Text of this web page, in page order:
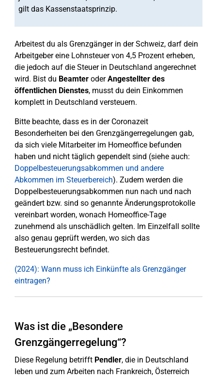
gilt das Kassenstaatsprinzip.
Arbeitest du als Grenzgänger in der Schweiz, darf dein
Arbeitgeber eine Lohnsteuer von 4,5 Prozent erheben,
die jedoch auf die Steuer in Deutschland angerechnet
wird. Bist du Beamter oderAngestellter des
öffentlichen Dienstes, musst du dein Einkommen
komplett in Deutschland versteuern.
Bitte beachte, dass es in der Coronazeit
Besonderheiten bei den Grenzgängerregelungen gab,
da sich viele Mitarbeiter im Homeoffice befunden
haben und nicht täglich gependelt sind (siehe auch:
Doppelbesteuerungsabkommen und andere
Abkommen im Steuerbereich). Zudem werden die
Doppelbesteuerungsabkommen nun nach und nach
geändert bzw. sind so genannte Änderungsprotokolle
vereinbart worden, wonach Homeoffice-Tage
zunehmend als unschädlich gelten. Im Einzelfall sollte
also genau geprüft werden, wo sich das
Besteuerungsrecht befindet.
(2024): Wann muss ich Einkünfte als Grenzgänger
eintragen?
Was ist die „Besondere
Grenzgängerregelung“?
Diese Regelung betrifft Pendler, die in Deutschland
leben und zum Arbeiten nach Frankreich, Österreich